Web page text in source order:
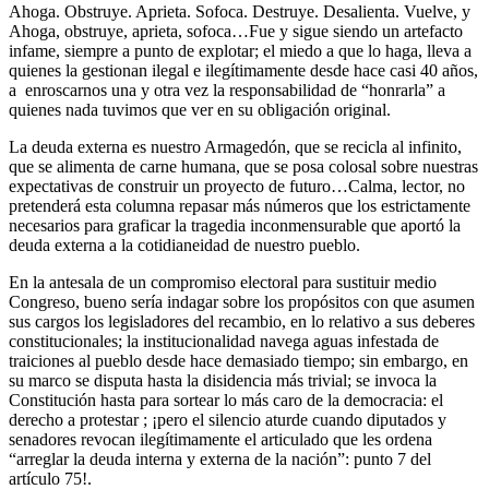
Ahoga. Obstruye. Aprieta. Sofoca. Destruye. Desalienta. Vuelve, y
Ahoga, obstruye, aprieta, sofoca…Fue y sigue siendo un artefacto
infame, siempre a punto de explotar; el miedo a que lo haga, lleva a
quienes la gestionan ilegal e ilegítimamente desde hace casi 40 años,
a enroscarnos una y otra vez la responsabilidad de “honrarla” a
quienes nada tuvimos que ver en su obligación original.
La deuda externa es nuestro Armagedón, que se recicla al infinito,
que se alimenta de carne humana, que se posa colosal sobre nuestras
expectativas de construir un proyecto de futuro…Calma, lector, no
pretenderá esta columna repasar más números que los estrictamente
necesarios para graficar la tragedia inconmensurable que aportó la
deuda externa a la cotidianeidad de nuestro pueblo.
En la antesala de un compromiso electoral para sustituir medio
Congreso, bueno sería indagar sobre los propósitos con que asumen
sus cargos los legisladores del recambio, en lo relativo a sus deberes
constitucionales; la institucionalidad navega aguas infestada de
traiciones al pueblo desde hace demasiado tiempo; sin embargo, en
su marco se disputa hasta la disidencia más trivial; se invoca la
Constitución hasta para sortear lo más caro de la democracia: el
derecho a protestar ; ¡pero el silencio aturde cuando diputados y
senadores revocan ilegítimamente el articulado que les ordena
“arreglar la deuda interna y externa de la nación”: punto 7 del
artículo 75!.